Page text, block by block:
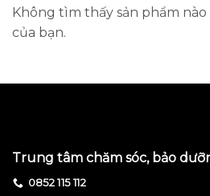
Không tìm thấy sản phẩm
của bạn.
Trung tâm chăm sóc, bảo
0852 115 112